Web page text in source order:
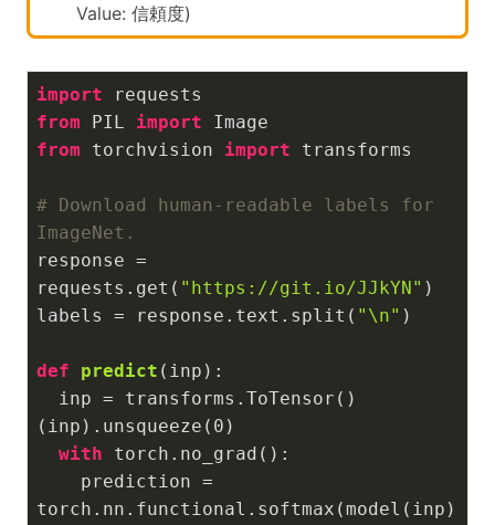
Value: 信頼度)
import
from PIL import
from torchvision import transforms
# Download human-readable labels for
ImageNet.
response =
requests.get( "https://git.io/JJkYN" )
labels = response.text.split( "\n" )
def predict (inp) :
(inp).unsqueeze( 0 )
with torch.no_grad():
torch.nn.functional.softmax(model(inp)